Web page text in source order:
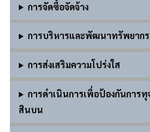
การจัดซื้อจัดจ้าง
การบริหารและพัฒนาทรัพยาก
การส่งเสริมความโปร่งใส
การดำเนินการเพื่อป้องกันการ
สินบน